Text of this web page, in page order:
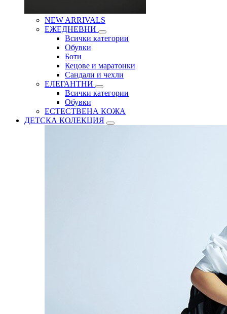
NEW ARRIVALS
ЕЖЕДНЕВНИ
Всички категории
Обувки
Боти
Кецове и маратонки
Сандали и чехли
ЕЛЕГАНТНИ
Всички категории
Обувки
ЕСТЕСТВЕНА КОЖА
ДЕТСКА КОЛЕКЦИЯ